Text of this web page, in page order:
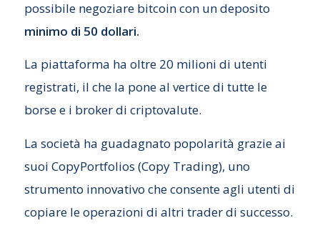
possibile negoziare bitcoin con un deposito
minimo di 50 dollari.
La piattaforma ha oltre 20 milioni di utenti
registrati, il che la pone al vertice di tutte le
borse e i broker di criptovalute.
La società ha guadagnato popolarità grazie ai
suoi CopyPortfolios (Copy Trading), uno
strumento innovativo che consente agli utenti di
copiare le operazioni di altri trader di successo.